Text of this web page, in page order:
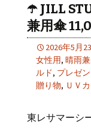
☂️ JILL
兼用傘
2026年5月
女性用, 晴雨
ルド, プレゼン
贈り物, ＵＶ
東レサマーシ